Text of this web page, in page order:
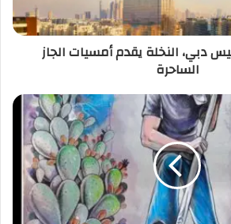
دبي، النخلة يقدم أمسيات الجاز
الساحرة